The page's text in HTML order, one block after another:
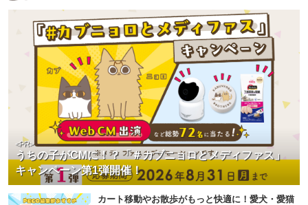
うちの子がCMに！？「＃カブニョロとメディファス」
キャンペーン第1弾開催！
<PR>
カート移動やお散歩がもっと快適に！愛犬・愛猫
アプリをダウンロードする